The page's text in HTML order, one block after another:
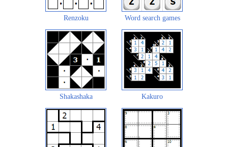
Renzoku Word search games
Shakashaka Kakuro